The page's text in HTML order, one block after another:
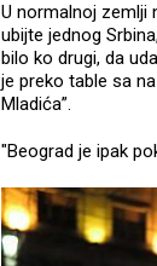
U normalnoj zemlji
ubijte jednog
bilo ko drugi, da
je preko table sa
Mladića”.
"Beograd je ipak